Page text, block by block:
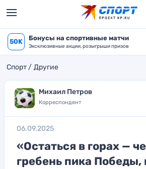
50K Бонусы на спортивные матчи
Эксклюзивные акции, розыгрыши призов
Спорт Другие
Михаил Петров
Корреспондент
06.09.2025
«Остаться в горах —
гребень пика Победы,